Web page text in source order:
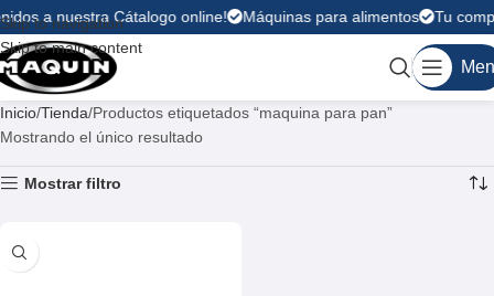
Skip to navigation
Skip to main content
a nuestra Cátalogo online! Máquinas para alimentos Tu
Inicio Tienda Productos etiquetados “maquina para pan”
Mostrando el único resultado
Mostrar filtro